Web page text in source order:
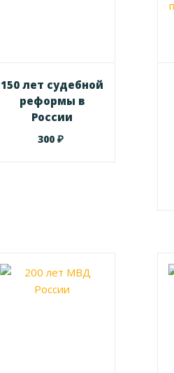
150 лет судебной
реформы в
России
300₽